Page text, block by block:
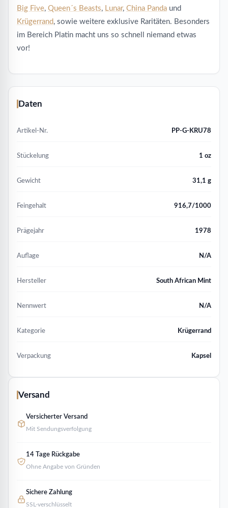
Big Five, Queen´s Beasts, Lunar, China Panda und
Krügerrand, sowie weitere exklusive Raritäten. Besonders
im Bereich Platin macht uns so schnell niemand etwas
vor!
Daten
Artikel-Nr. PP-G-KRU78
Stückelung 1 oz
Gewicht 31,1 g
Feingehalt 916,7/1000
Prägejahr 1978
Auflage N/A
Hersteller South African Mint
Nennwert N/A
Kategorie Krügerrand
Verpackung Kapsel
Versand
Versicherter Versand
Mit Sendungsverfolgung
14 Tage Rückgabe
Ohne Angabe von Gründen
Sichere Zahlung
SSL-verschlüsselt